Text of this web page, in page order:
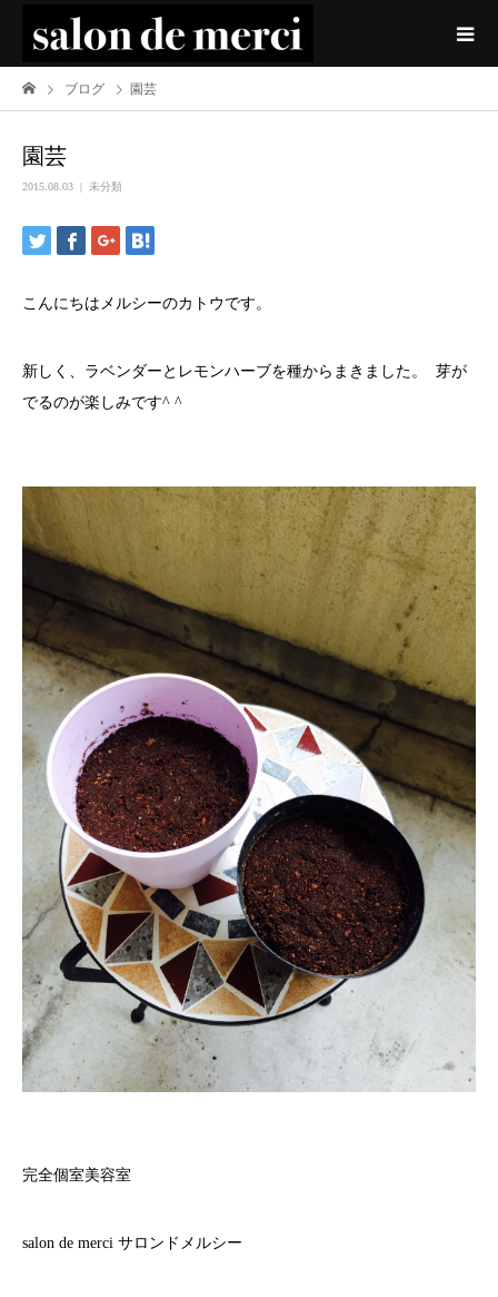
ブログ 園芸
園芸
2015.08.03 未分類
こんにちはメルシーのカトウです。
新しく、ラベンダーとレモンハーブを種からまきました。 芽が
でるのが楽しみです^ ^
完全個室美容室
salon de merci サロンドメルシー